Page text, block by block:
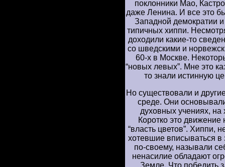
поклонники Мао,
даже Ленина. И все это
Западной демократии
типичных хиппи.
доходили какие-то
со шведскими и
60-х в Москве.
“новых левых”. Мне это
то знали истинную
Но существовали и
среде. Они
духовных учениях, на
Коротко это движение
“власть цветов”. Хиппи,
хотевшие вписываться
по-своему, называли
ненасилие обладают
Земле. Что победить